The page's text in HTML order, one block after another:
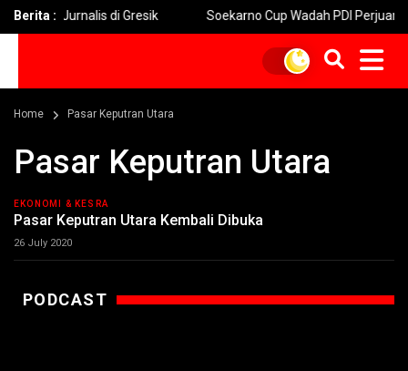
Berita :
bagi Jurnalis di Gresik Soekarno Cup Wadah PDI
Home Pasar Keputran Utara
Pasar Keputran Utara
EKONOMI & KESRA
Pasar Keputran Utara Kembali Dibuka
26 July 2020
PODCAST